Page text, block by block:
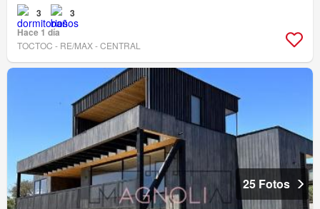
3
3
Hace 1 día
TOCTOC - RE/MAX - CENTRAL
25 Fotos